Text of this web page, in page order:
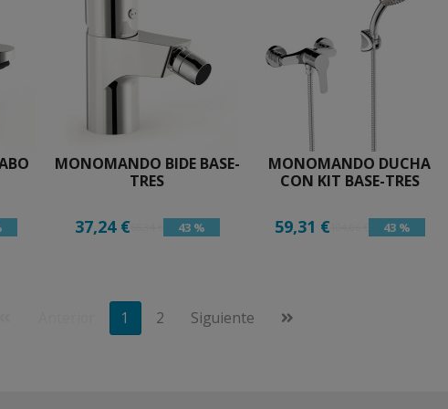
MONOMANDO BIDE BASE-
TRES
37,24 € 43 %
MONOMANDO DUCHA
CON KIT BASE-TRES
59,31 € 43 %
1 2 Siguiente